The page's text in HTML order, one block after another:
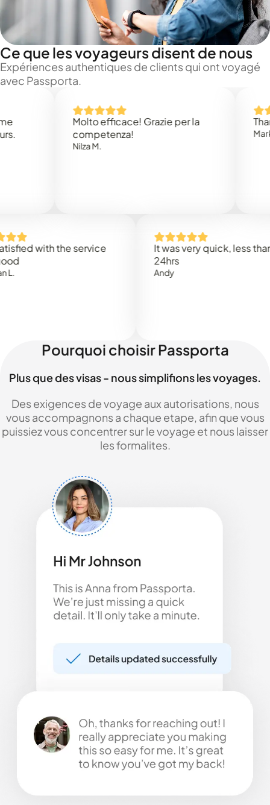
Ce que les voyageurs disent de nous
Expériences authentiques de clients qui ont voyagé
avec Passporta.
Molto efficace! Grazie per la
competenza!
Nilza M.
Thank
Mark N.
with the service
It was very quick, less than
24hrs
Pourquoi choisir Passporta
Plus que des visas - nous simplifions les voyages.
Des exigences de voyage aux autorisations, nous
vous accompagnons a chaque etape, afin que vous
puissiez vous concentrer sur le voyage et nous laisser
les formalites.